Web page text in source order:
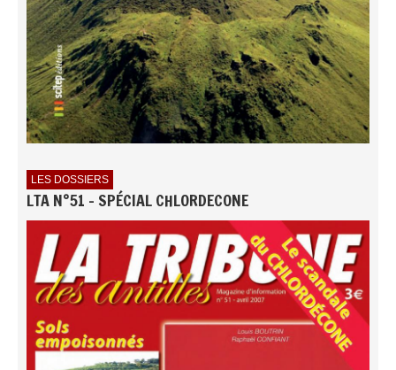
LES DOSSIERS
LTA N°51 - SPÉCIAL CHLORDECONE